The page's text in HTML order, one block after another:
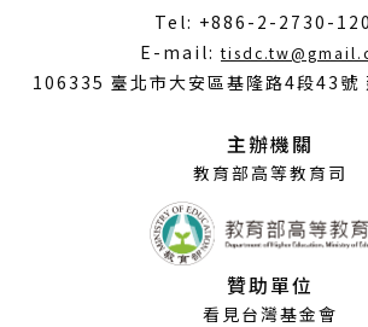
Tel: +886-2-2730-
E-mail:
106335 臺北市大安區基隆路4段43號
主辦機關
教育部高等教育司
贊助單位
看見台灣基金會